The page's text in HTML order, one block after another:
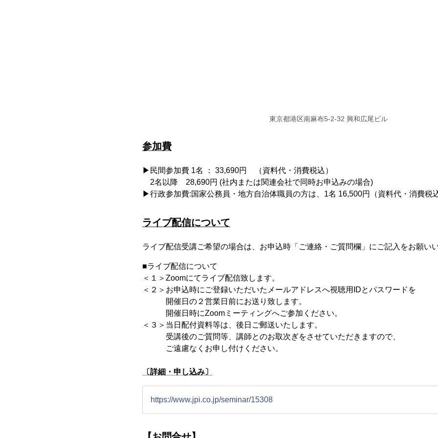
東京都港区南麻布5-2-32 興和広尾ビル
参加費
▶民間参加費 1名 ： 33,690円 （資料代・消費税込）
2名以降 28,690円 (社内または関連会社で同時お申込みの場合)
▶行政参加費:国家公務員・地方自治体職員の方は、1名 16,500円（資料代・消費税
ライブ配信について
ライブ配信受講ご希望の場合は、お申込時「ご連絡・ご質問欄」にご記入をお願い
■ライブ配信について
＜１＞Zoomにてライブ配信致します。
＜２＞お申込時にご登録いただいたメールアドレスへ視聴用IDとパスワードを
開催日の２営業日前にお送り致します。
開催日時にZoomミーティングへご参加ください。
＜３＞当日配付資料等は、後日ご郵送いたします。
受講後のご質問等、講師とのお取次ぎをさせていただきますので、
ご遠慮なくお申し付けください。
〔詳細・申し込み〕
https://www.jpi.co.jp/seminar/15308